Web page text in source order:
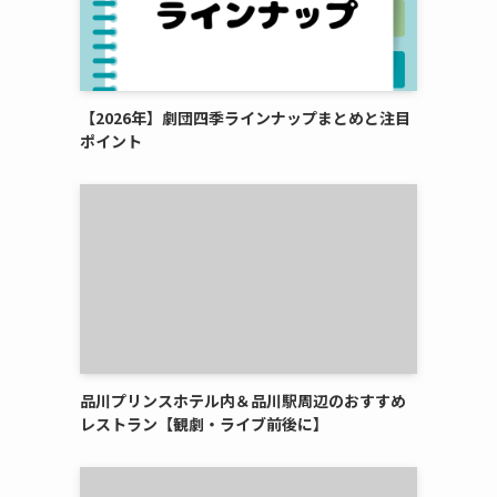
【2026年】劇団四季ラインナップまとめと注目
ポイント
品川プリンスホテル内＆品川駅周辺のおすすめ
レストラン【観劇・ライブ前後に】